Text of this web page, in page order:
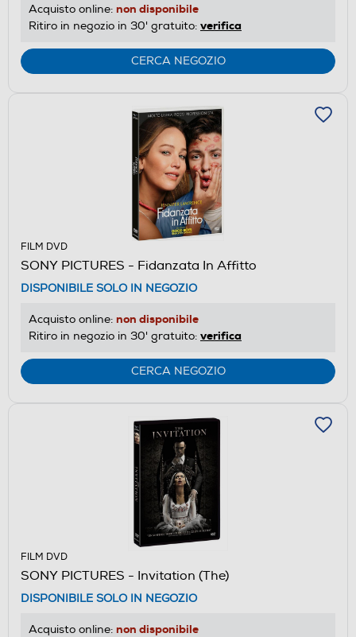
Acquisto online: non disponibile
Ritiro in negozio in 30' gratuito: verifica
CERCA NEGOZIO
FILM DVD
SONY PICTURES - Fidanzata In Affitto
DISPONIBILE SOLO IN NEGOZIO
Acquisto online: non disponibile
Ritiro in negozio in 30' gratuito: verifica
CERCA NEGOZIO
FILM DVD
SONY PICTURES - Invitation (The)
DISPONIBILE SOLO IN NEGOZIO
Acquisto online: non disponibile